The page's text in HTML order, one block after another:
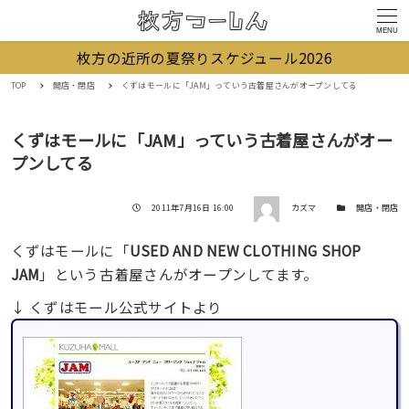
MENU
枚方の近所の夏祭りスケジュール2026
TOP 開店・閉店 くずはモールに「JAM」っていう古着屋さんがオープンしてる
くずはモールに「JAM」っていう古着屋さんがオー
プンしてる
投稿日
2011年7月16日 16:00 著者 カズマ カテゴリー開店・閉店
くずはモールに「USED AND NEW CLOTHING SHOP
JAM 」という古着屋さんがオープンしてます。
↓ くずはモール公式サイトより